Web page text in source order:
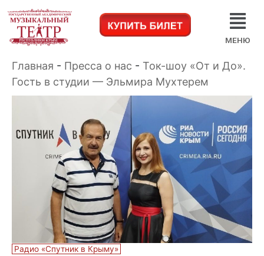
МЕНЮ
Главная - Пресса о нас - Ток-шоу «От и До».
Гость в студии — Эльмира Мухтерем
Радио «Спутник в Крыму»